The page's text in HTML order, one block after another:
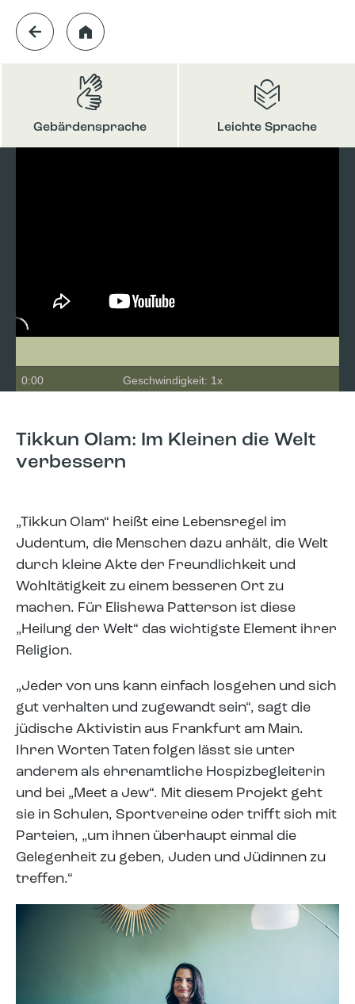
Gebärdensprache Leichte Sprache
0:00 Geschwindigkeit: 1x
Tikkun Olam: Im Kleinen die Welt
verbessern
„Tikkun Olam“ heißt eine Lebensregel im
Judentum, die Menschen dazu anhält, die Welt
durch kleine Akte der Freundlichkeit und
Wohltätigkeit zu einem besseren Ort zu
machen. Für Elishewa Patterson ist diese
„Heilung der Welt“ das wichtigste Element ihrer
Religion.
„Jeder von uns kann einfach losgehen und sich
gut verhalten und zugewandt sein“, sagt die
jüdische Aktivistin aus Frankfurt am Main.
Ihren Worten Taten folgen lässt sie unter
anderem als ehrenamtliche Hospizbegleiterin
und bei „Meet a Jew“. Mit diesem Projekt geht
sie in Schulen, Sportvereine oder trifft sich mit
Parteien, „um ihnen überhaupt einmal die
Gelegenheit zu geben, Juden und Jüdinnen zu
treffen.“